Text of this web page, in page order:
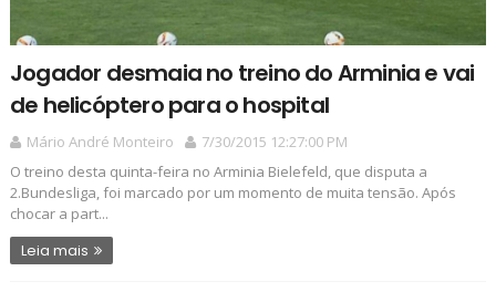
Jogador desmaia no treino do Arminia e vai
de helicóptero para o hospital
Mário André Monteiro
7/30/2015 12:27:00 PM
O treino desta quinta-feira no Arminia Bielefeld, que disputa a
2.Bundesliga, foi marcado por um momento de muita tensão. Após
chocar a part...
Leia mais